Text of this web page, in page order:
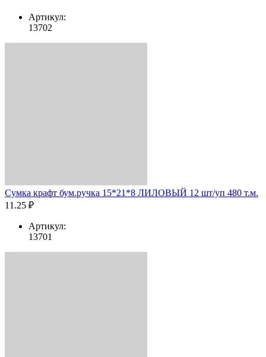
Артикул:
13702
Сумка крафт бум.ручка 15*21*8 ЛИЛОВЫЙ 12 шт/уп 480 т.м.
11.25 ₽
Артикул:
13701